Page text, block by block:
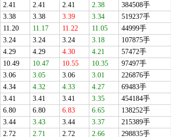
2.41 2.41 2.41 2.38 384508手
3.38 3.38 3.39 3.34 519237手
11.20 11.17 11.22 11.05 44999手
3.24 3.24 3.24 3.18 107875手
4.29 4.29 4.30 4.21 57472手
10.49 10.47 10.55 10.35 97497手
3.06 3.05 3.06 3.01 226876手
4.34 4.32 4.33 4.27 69483手
3.41 3.41 3.41 3.35 454184手
6.80 6.80 6.83 6.65 138252手
3.44 3.43 3.44 3.37 215389手
2.72 2.71 2.72 2.66 298835手